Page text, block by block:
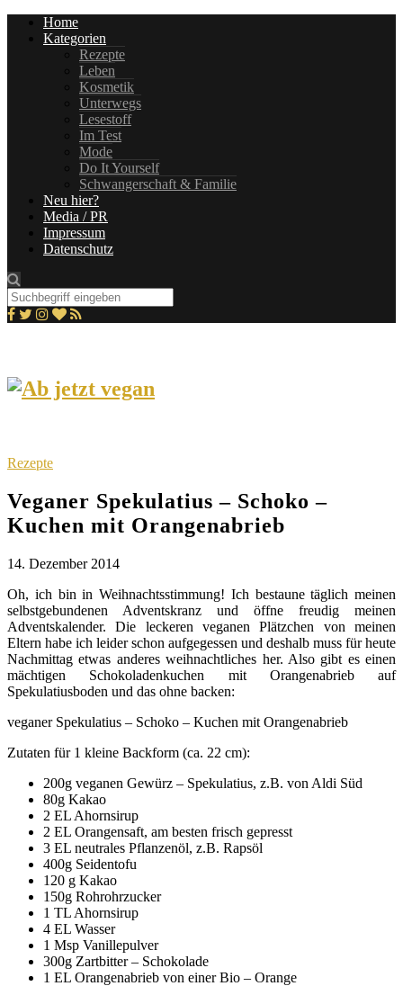
Home
Kategorien
Rezepte
Leben
Kosmetik
Unterwegs
Lesestoff
Im Test
Mode
Do It Yourself
Schwangerschaft & Familie
Neu hier?
Media / PR
Impressum
Datenschutz
Rezepte
Veganer Spekulatius – Schoko –
Kuchen mit Orangenabrieb
14. Dezember 2014
Oh, ich bin in Weihnachtsstimmung! Ich bestaune täglich meinen
selbstgebundenen Adventskranz und öffne freudig meinen
Adventskalender. Die leckeren veganen Plätzchen von meinen
Eltern habe ich leider schon aufgegessen und deshalb muss für heute
Nachmittag etwas anderes weihnachtliches her. Also gibt es einen
mächtigen Schokoladenkuchen mit Orangenabrieb auf
Spekulatiusboden und das ohne backen:
veganer Spekulatius – Schoko – Kuchen mit Orangenabrieb
Zutaten für 1 kleine Backform (ca. 22 cm):
200g veganen Gewürz – Spekulatius, z.B. von Aldi Süd
80g Kakao
2 EL Ahornsirup
2 EL Orangensaft, am besten frisch gepresst
3 EL neutrales Pflanzenöl, z.B. Rapsöl
400g Seidentofu
120 g Kakao
150g Rohrohrzucker
1 TL Ahornsirup
4 EL Wasser
1 Msp Vanillepulver
300g Zartbitter – Schokolade
1 EL Orangenabrieb von einer Bio – Orange